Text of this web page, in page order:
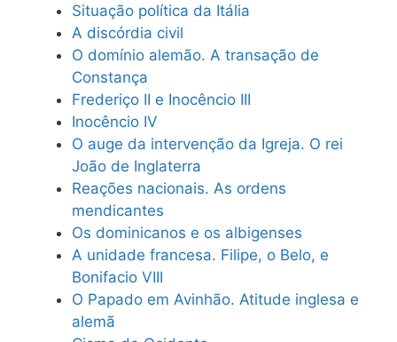
Situação política da Itália
A discórdia civil
O domínio alemão. A transação de
Constança
Frederiço II e Inocêncio III
Inocêncio IV
O auge da intervenção da Igreja. O rei
João de Inglaterra
Reações nacionais. As ordens
mendicantes
Os dominicanos e os albigenses
A unidade francesa. Filipe, o Belo, e
Bonifacio VIII
O Papado em Avinhão. Atitude inglesa e
alemã